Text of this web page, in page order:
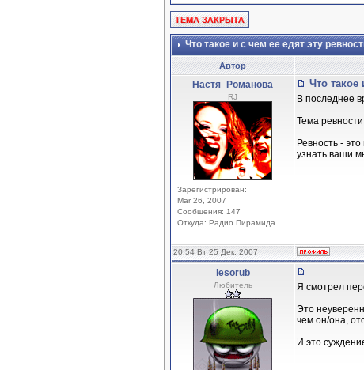
Что такое и с чем ее едят эту
Автор
Настя_Романова
RJ
Зарегистрирован:
Mar 26, 2007
Сообщения: 147
Откуда: Радио Пирамида
Что такое
В последнее
Тема
Ревность -
узнать ваши
20:54 Вт 25 Дек, 2007
lesorub
Любитель
Я смотрел
Это
чем он/она,
И это